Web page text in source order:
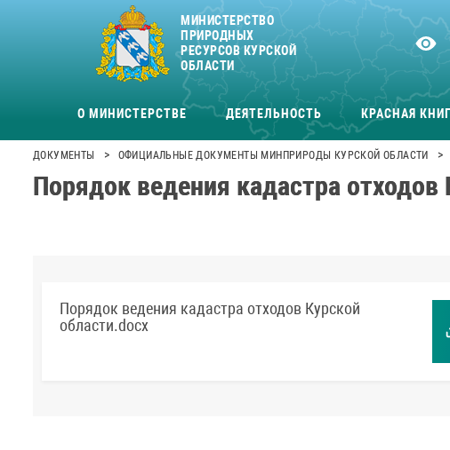
МИНИСТЕРСТВО
ПРИРОДНЫХ
РЕСУРСОВ КУРСКОЙ
ОБЛАСТИ
О МИНИСТЕРСТВЕ ДЕЯТЕЛЬНОСТЬ КРАСНАЯ
ДОКУМЕНТЫ > ОФИЦИАЛЬНЫЕ ДОКУМЕНТЫ МИНПРИРОДЫ КУРСКОЙ ОБЛАСТИ >
Порядок ведения кадастра отходов
Порядок ведения кадастра отходов Курской
области.docx